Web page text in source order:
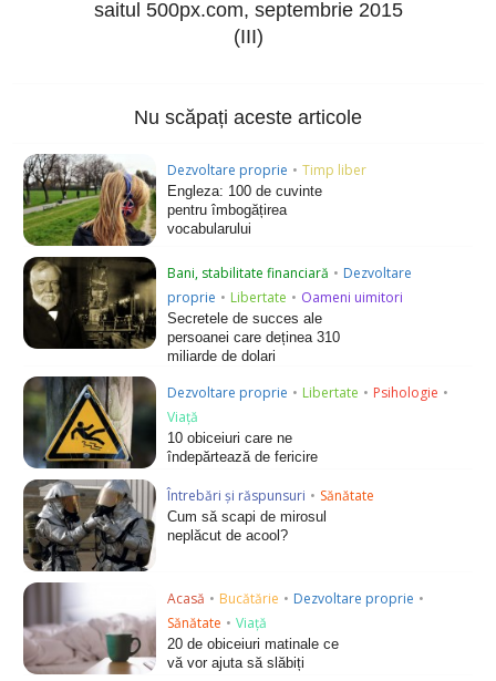
saitul 500px.com, septembrie 2015
(III)
Nu scăpați aceste articole
Dezvoltare proprie • Timp liber
Engleza: 100 de cuvinte
pentru îmbogățirea
vocabularului
Bani, stabilitate financiară • Dezvoltare
proprie • Libertate • Oameni uimitori
Secretele de succes ale
persoanei care deținea 310
miliarde de dolari
Dezvoltare proprie • Libertate • Psihologie •
Viață
10 obiceiuri care ne
îndepărtează de fericire
Întrebări și răspunsuri • Sănătate
Cum să scapi de mirosul
neplăcut de acool?
Acasă • Bucătărie • Dezvoltare proprie •
Sănătate • Viață
20 de obiceiuri matinale ce
vă vor ajuta să slăbiți